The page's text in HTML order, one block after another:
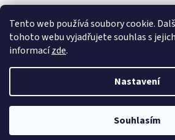
Tento web používá soubory cookie.
tohoto webu vyjadřujete souhlas s
informacízde.
Nastavení
Souhlasím
Copyright 2026BadShop. Všechna
nastavení cookies